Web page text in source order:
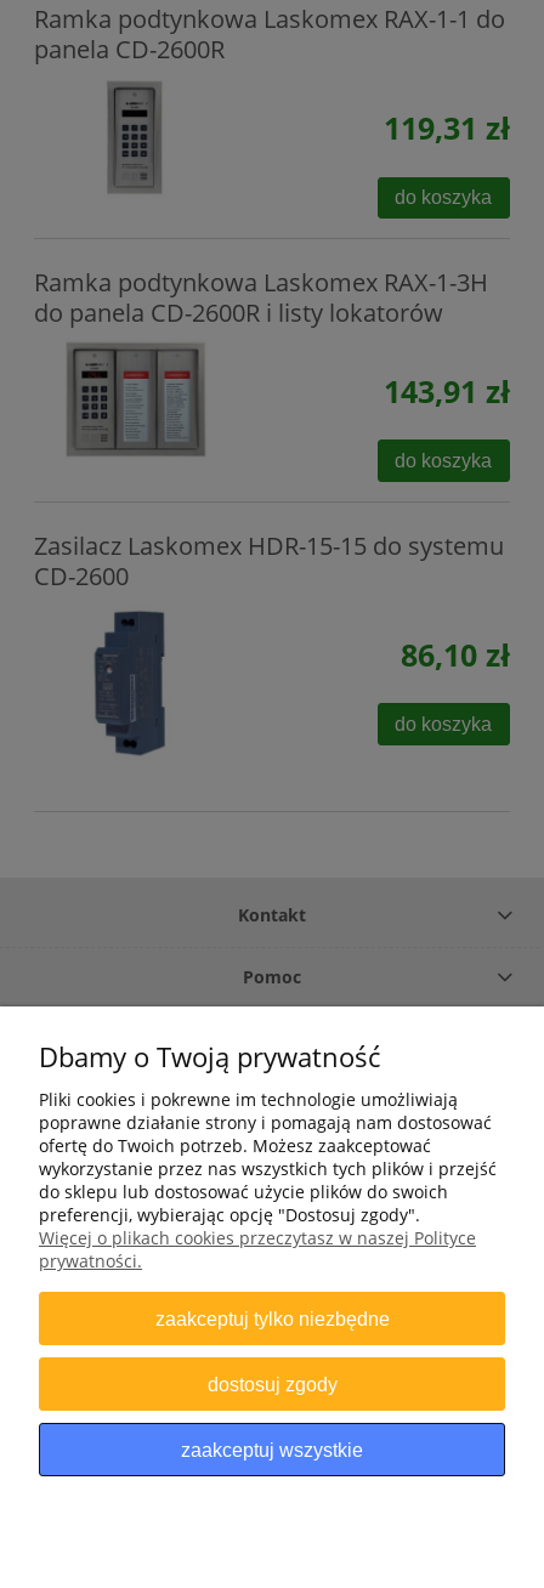
Ramka podtynkowa Laskomex RAX-1-1 do
panela CD-2600R
119,31 zł
do koszyka
Ramka podtynkowa Laskomex RAX-1-3H
do panela CD-2600R i listy lokatorów
143,91 zł
do koszyka
Zasilacz Laskomex HDR-15-15 do systemu
CD-2600
86,10 zł
do koszyka
Kontakt
Pomoc
O firmie
Moje konto
+48 502 695 633
Bomap Spółka z o.o., ul. Bartosza Głowackiego 25-27, 45-110 Opole
NIP: 7542660854 | REGON: 531652651 | KRS: 0000196628 | BDO: 000008258
| ZSVR (“LUCID”): DE4703792412781
Dbamy o Twoją prywatność
Pliki cookies i pokrewne im technologie umożliwiają
poprawne działanie strony i pomagają nam dostosować
ofertę do Twoich potrzeb. Możesz zaakceptować
wykorzystanie przez nas wszystkich tych plików i przejść
do sklepu lub dostosować użycie plików do swoich
preferencji, wybierając opcję "Dostosuj zgody".
Więcej o plikach cookies przeczytasz w naszej Polityce
prywatności.
zaakceptuj tylko niezbędne
dostosuj zgody
zaakceptuj wszystkie